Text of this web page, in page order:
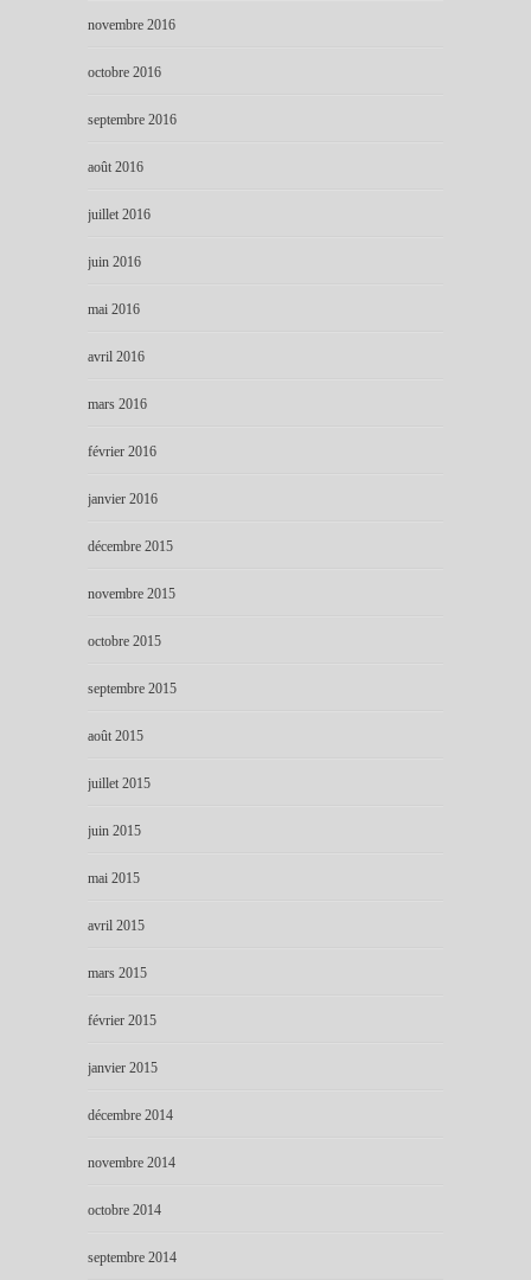
novembre 2016
octobre 2016
septembre 2016
août 2016
juillet 2016
juin 2016
mai 2016
avril 2016
mars 2016
février 2016
janvier 2016
décembre 2015
novembre 2015
octobre 2015
septembre 2015
août 2015
juillet 2015
juin 2015
mai 2015
avril 2015
mars 2015
février 2015
janvier 2015
décembre 2014
novembre 2014
octobre 2014
septembre 2014